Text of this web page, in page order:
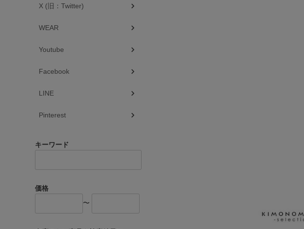
X (旧：Twitter)
WEAR
Youtube
Facebook
LINE
Pinterest
キーワード
価格
〜